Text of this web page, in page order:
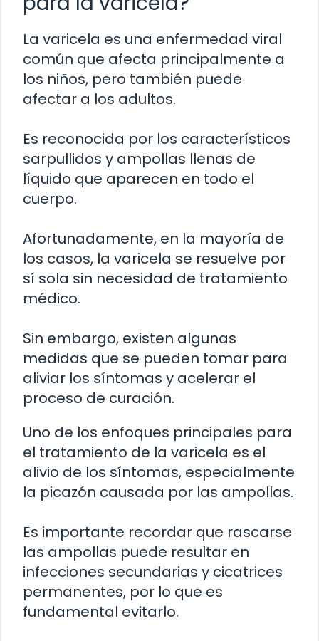
La varicela es una enfermedad viral
común que afecta principalmente a
los niños, pero también puede
afectar a los adultos.
Es reconocida por los característicos
sarpullidos y ampollas llenas de
líquido que aparecen en todo el
cuerpo.
Afortunadamente, en la mayoría de
los casos, la varicela se resuelve por
sí sola sin necesidad de tratamiento
médico.
Sin embargo, existen algunas
medidas que se pueden tomar para
aliviar los síntomas y acelerar el
proceso de curación.
Uno de los enfoques principales para
el tratamiento de la varicela es el
alivio de los síntomas, especialmente
la picazón causada por las ampollas.
Es importante recordar que rascarse
las ampollas puede resultar en
infecciones secundarias y cicatrices
permanentes, por lo que es
fundamental evitarlo.